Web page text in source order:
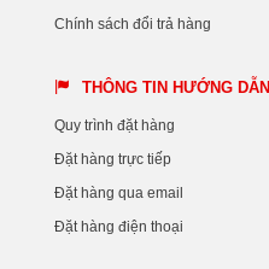
Chính sách đổi trả hàng
THÔNG TIN HƯỚNG DẪN
Quy trình đặt hàng
Đặt hàng trực tiếp
Đặt hàng qua email
Đặt hàng điện thoại